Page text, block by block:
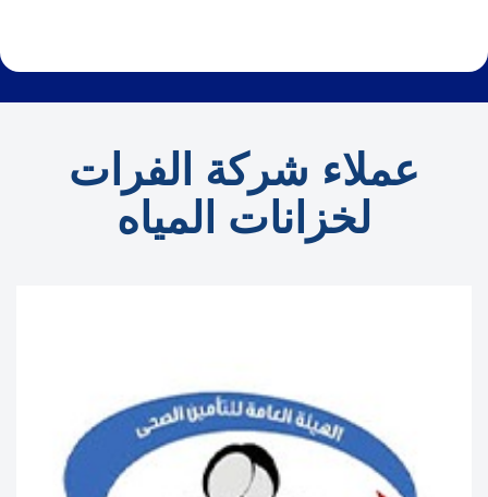
عملاء شركة الفرات
لخزانات المياه